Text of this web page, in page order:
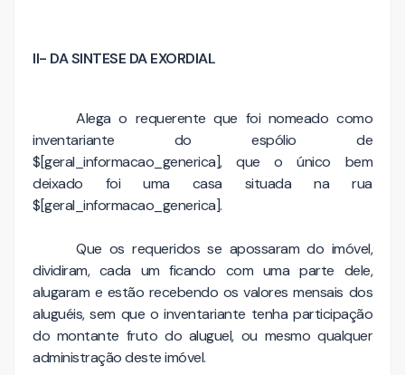
II- DA SINTESE DA EXORDIAL
Alega o requerente que foi nomeado como
inventariante do espólio de
$[geral_informacao_generica], que o único bem
deixado foi uma casa situada na rua
$[geral_informacao_generica].
Que os requeridos se apossaram do imóvel,
dividiram, cada um ficando com uma parte dele,
alugaram e estão recebendo os valores mensais dos
aluguéis, sem que o inventariante tenha participação
do montante fruto do aluguel, ou mesmo qualquer
administração deste imóvel.